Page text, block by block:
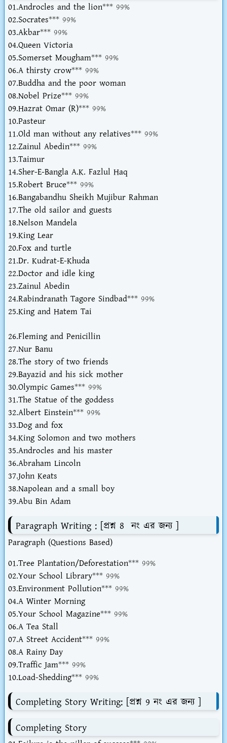
01.Androcles and the lion*** 99%
02.Socrates*** 99%
03.Akbar*** 99%
04.Queen Victoria
05.Somerset Mougham*** 99%
06.A thirsty crow*** 99%
07.Buddha and the poor woman
08.Nobel Prize*** 99%
09.Hazrat Omar (R)*** 99%
10.Pasteur
11.Old man without any relatives*** 99%
12.Zainul Abedin*** 99%
13.Taimur
14.Sher-E-Bangla A.K. Fazlul Haq
15.Robert Bruce*** 99%
16.Bangabandhu Sheikh Mujibur Rahman
17.The old sailor and guests
18.Nelson Mandela
19.King Lear
20.Fox and turtle
21.Dr. Kudrat-E-Khuda
22.Doctor and idle king
23.Zainul Abedin
24.Rabindranath Tagore Sindbad*** 99%
25.King and Hatem Tai
26.Fleming and Penicillin
27.Nur Banu
28.The story of two friends
29.Bayazid and his sick mother
30.Olympic Games*** 99%
31.The Statue of the goddess
32.Albert Einstein*** 99%
33.Dog and fox
34.King Solomon and two mothers
35.Androcles and his master
36.Abraham Lincoln
37.John Keats
38.Napolean and a small boy
39.Abu Bin Adam
Paragraph Writing : [প্রশ্ন 8 নং এর জন্য ]
Paragraph (Questions Based)
01.Tree Plantation/Deforestation*** 99%
02.Your School Library*** 99%
03.Environment Pollution*** 99%
04.A Winter Morning
05.Your School Magazine*** 99%
06.A Tea Stall
07.A Street Accident*** 99%
08.A Rainy Day
09.Traffic Jam*** 99%
10.Load-Shedding*** 99%
Completing Story Writing: [প্রশ্ন 9 নং এর জন্য ]
Completing Story